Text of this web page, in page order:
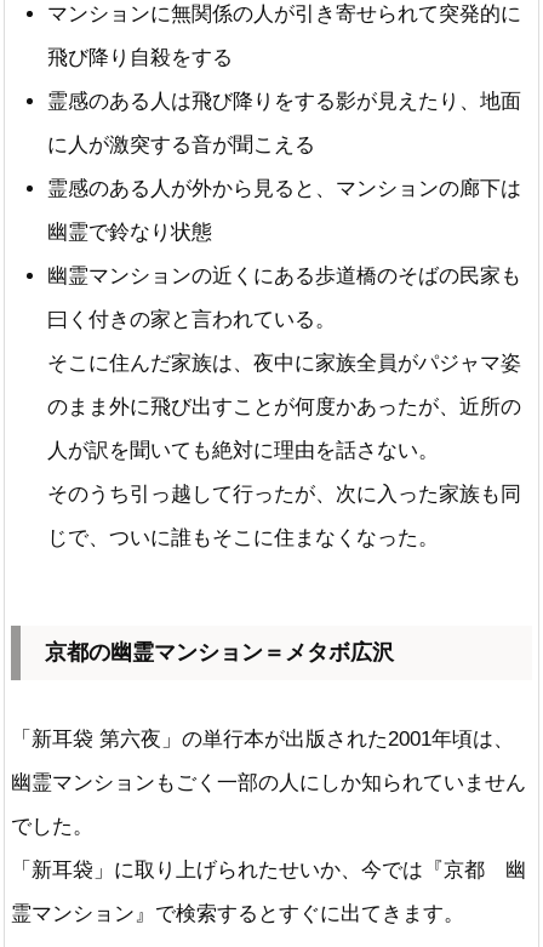
マンションに無関係の人が引き寄せられて突発的に
飛び降り自殺をする
霊感のある人は飛び降りをする影が見えたり、地面
に人が激突する音が聞こえる
霊感のある人が外から見ると、マンションの廊下は
幽霊で鈴なり状態
幽霊マンションの近くにある歩道橋のそばの民家も
曰く付きの家と言われている。
そこに住んだ家族は、夜中に家族全員がパジャマ姿
のまま外に飛び出すことが何度かあったが、近所の
人が訳を聞いても絶対に理由を話さない。
そのうち引っ越して行ったが、次に入った家族も同
じで、ついに誰もそこに住まなくなった。
京都の幽霊マンション＝メタボ広沢
「新耳袋 第六夜」の単行本が出版された2001年頃は、
幽霊マンションもごく一部の人にしか知られていません
でした。
「新耳袋」に取り上げられたせいか、今では『京都 幽
霊マンション』で検索するとすぐに出てきます。